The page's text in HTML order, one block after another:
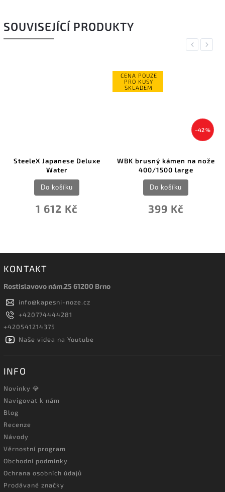
SOUVISEJÍCÍ PRODUKTY
Previous
SteeleX Japanese Deluxe
Water
1 612 Kč
Do košíku
CENA POUZE
PRO KUSY
SKLADEM
–42 %
WBK brusný kámen na nože
400/1500 large
399 Kč
Do košíku
Next
KONTAKT
Rostislavovo nám.25 61200 Brno
info@kapesni-noze.cz
+420774444281
+420541214375
Naše videa na Youtube
INFO
Novinky 💎
Navigovat k nám
Blog
Recenze
Návody
Věrnostní program
Obchodní podmínky
Ochrana osobních údajů
Prodávané značky